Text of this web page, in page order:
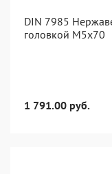
DIN 7985
головкой М5х70
1 791.00 руб.